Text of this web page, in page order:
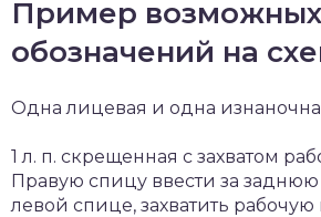
Пример
обозначений на
Одна лицевая и одна
1 л. п. скрещенная с захватом
Правую спицу ввести за заднюю
левой спице, захватить рабочую